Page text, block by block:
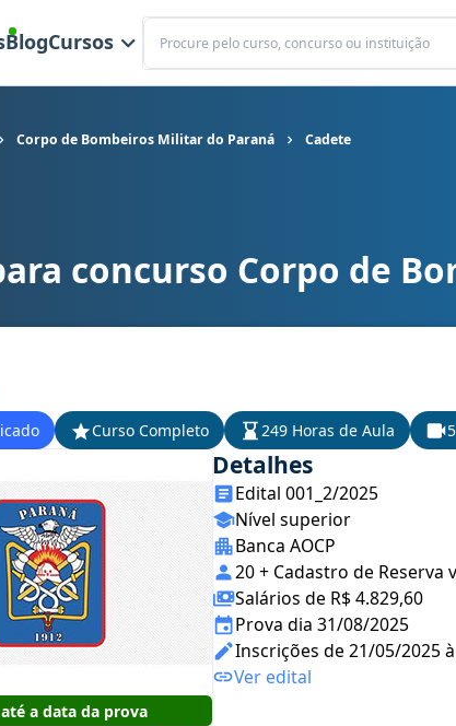
BlogCursos
Buscar
Corpo de Bombeiros Militar do Paraná Cadete
CBM PR - Corpo de Bombeiros Militar do Paraná cargo Cadete
concurso Corpo de
Curso Completo 249 Horas de Aula
a data da prova
Detalhes
Edital 001_2/2025
Nível superior
Banca AOCP
20 + Cadastro de Reserva
Salários de R$ 4.829,60
Prova dia 31/08/2025
Inscrições de 21/05/2025
Ver edital